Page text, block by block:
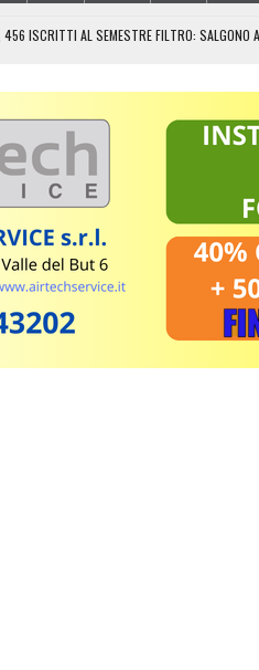
456 ISCRITTI AL SEMESTRE FILTRO:
BLOCCATI CREDITI D’IMPOSTA PER OLTRE
LE STELLE”, UNA SERATA DEDICATA